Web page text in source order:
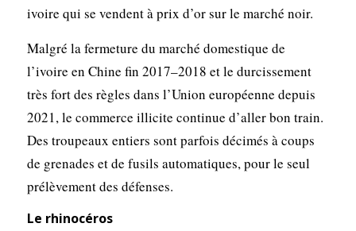
ivoire qui se vendent à prix d’or sur le marché noir.
Malgré la fermeture du marché domestique de
l’ivoire en Chine fin 2017–2018 et le durcissement
très fort des règles dans l’Union européenne depuis
2021, le commerce illicite continue d’aller bon train.
Des troupeaux entiers sont parfois décimés à coups
de grenades et de fusils automatiques, pour le seul
prélèvement des défenses.
Le rhinocéros